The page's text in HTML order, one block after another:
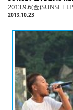
2013.9.6(金)SUNSET
2013.10.23